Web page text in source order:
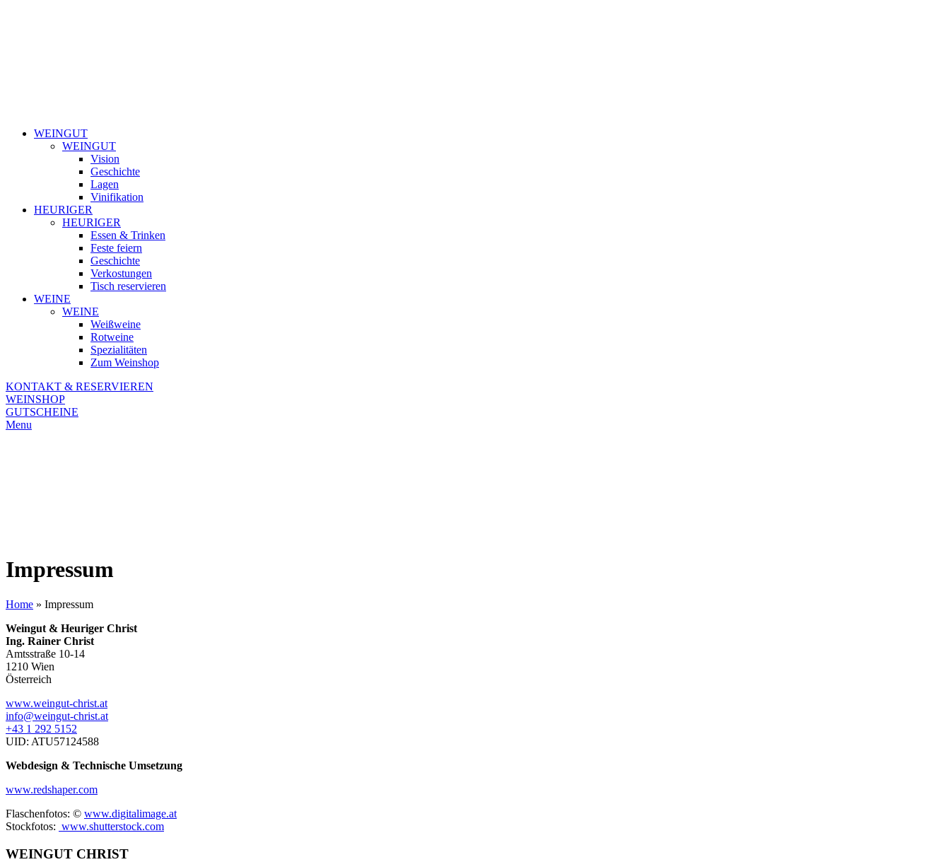
WEINGUT
WEINGUT
Vision
Geschichte
Lagen
Vinifikation
HEURIGER
HEURIGER
Essen & Trinken
Feste feiern
Geschichte
Verkostungen
Tisch reservieren
WEINE
WEINE
Weißweine
Rotweine
Spezialitäten
Zum Weinshop
KONTAKT & RESERVIEREN
WEINSHOP
GUTSCHEINE
Menu
Impressum
Home » Impressum
Weingut & Heuriger Christ
Ing. Rainer Christ
Amtsstraße 10-14
1210 Wien
Österreich
www.weingut-christ.at
info@weingut-christ.at
+43 1 292 5152
UID: ATU57124588
Webdesign & Technische Umsetzung
www.redshaper.com
Flaschenfotos: © www.digitalimage.at
Stockfotos: www.shutterstock.com
WEINGUT CHRIST